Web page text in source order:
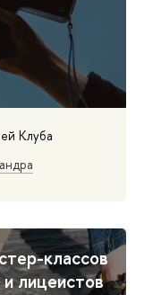
Клуба
классов
лицеистов